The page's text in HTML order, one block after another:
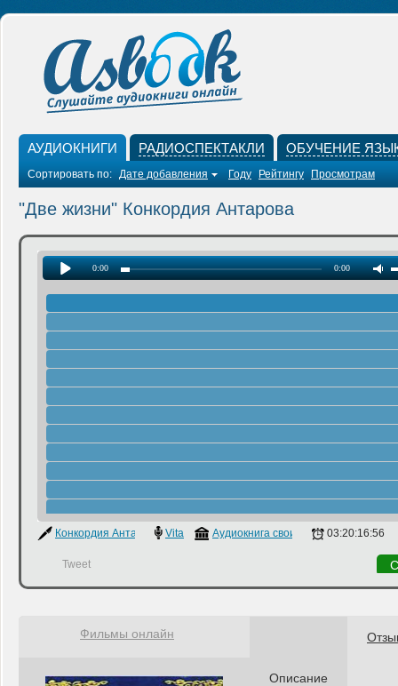
АУДИОКНИГИ РАДИОСПЕКТАКЛИ ОБУЧЕНИЕ
Сортировать по: Дате добавления Году Рейтингу Просмотрам
"Две жизни" Конкордия Антарова
0:00 0:00
Конкордия Антарова Vita Аудиокнига своими руками03:20:16:56
Tweet
Описание
Фильмы онлайн